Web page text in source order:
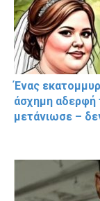
Ένας
άσχημη αδερφή
μετάνιωσε –